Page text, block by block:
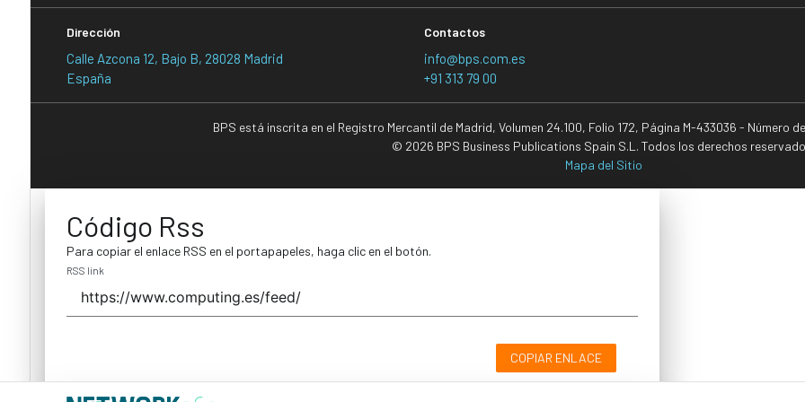
Dirección
Calle Azcona 12, Bajo B, 28028 Madrid
España
Contactos
info@bps.com.es
+91 313 79 00
BPS está inscrita en el Registro Mercantil de Madrid, Volumen 24.100, Folio 172, Página M-433036 - Número
© 2026 BPS Business Publications Spain S.L. Todos los derechos
Mapa del Sitio
Código Rss
Para copiar el enlace RSS en el portapapeles, haga clic en el botón.
RSS link
COPIAR ENLACE